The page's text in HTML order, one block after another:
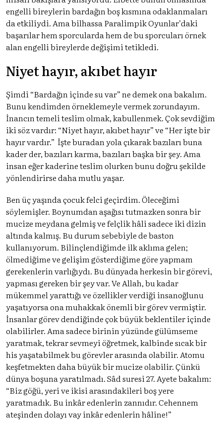
engelli bireylerin bardağın boş kısmına odaklanmaları
da etkiliydi. Ama bilhassa Paralimpik Oyunlar’daki
başarılar hem sporcularda hem de bu sporcuları örnek
alan engelli bireylerde değişimi tetikledi.
Niyet hayır, akıbet hayır
Şimdi “Bardağın içinde su var” ne demek ona bakalım.
Bunu kendimden örneklemeyle vermek zorundayım.
İnancın temeli teslim olmak, kabullenmek. Çok sevdiğim
iki söz vardır: “Niyet hayır, akıbet hayır” ve “Her işte bir
hayır vardır.” İşte buradan yola çıkarak bazıları buna
kader der, bazıları karma, bazıları başka bir şey. Ama
insan eğer kaderine teslim olurken bunu doğru şekilde
yönlendirirse daha mutlu yaşar.
Ben üç yaşında çocuk felci geçirdim. Öleceğimi
söylemişler. Boynumdan aşağısı tutmazken sonra bir
mucize meydana gelmiş ve felçlik hâli sadece iki dizin
altında kalmış. Bu durum sebebiyle de baston
kullanıyorum. Bilinçlendiğimde ilk aklıma gelen;
ölmediğime ve gelişim gösterdiğime göre yapmam
gerekenlerin varlığıydı. Bu dünyada herkesin bir görevi,
yapması gereken bir şey var. Ve Allah, bu kadar
mükemmel yarattığı ve özellikler verdiği insanoğlunu
yaşatıyorsa ona muhakkak önemli bir görev vermiştir.
İnsanlar görev dendiğinde çok büyük beklentiler içinde
olabilirler. Ama sadece birinin yüzünde gülümseme
yaratmak, tekrar sevmeyi öğretmek, kalbinde sıcak bir
his yaşatabilmek bu görevler arasında olabilir. Atomu
keşfetmekten daha büyük bir mucize olabilir. Çünkü
dünya boşuna yaratılmadı. Sâd suresi 27. Ayete bakalım:
“Biz göğü, yeri ve ikisi arasındakileri boş yere
yaratmadık. Bu inkâr edenlerin zannıdır. Cehennem
ateşinden dolayı vay inkâr edenlerin hâline!”